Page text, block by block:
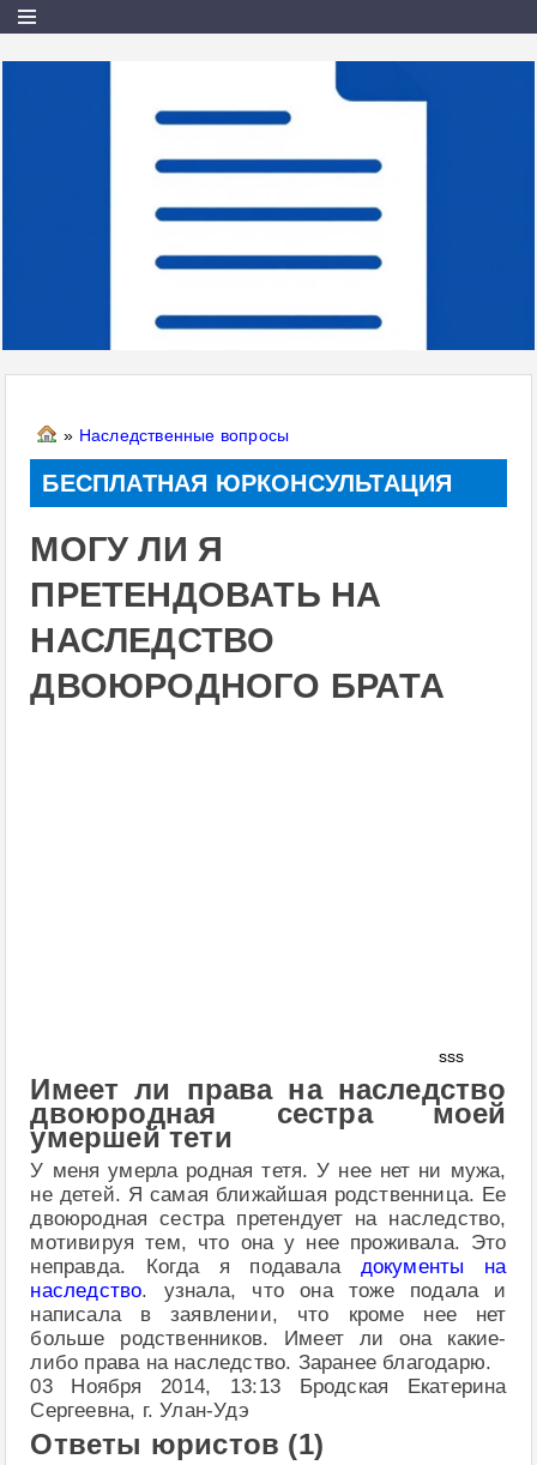
» Наследственные вопросы
БЕСПЛАТНАЯ ЮРКОНСУЛЬТАЦИЯ
МОГУ ЛИ Я
ПРЕТЕНДОВАТЬ НА
НАСЛЕДСТВО
ДВОЮРОДНОГО БРАТА
sss
Имеет ли права на наследство
двоюродная сестра моей
умершей тети
У меня умерла родная тетя. У нее нет ни мужа,
не детей. Я самая ближайшая родственница. Ее
двоюродная сестра претендует на наследство,
мотивируя тем, что она у нее проживала. Это
неправда. Когда я подавала документы на
наследство. узнала, что она тоже подала и
написала в заявлении, что кроме нее нет
больше родственников. Имеет ли она какие-
либо права на наследство. Заранее благодарю.
03 Ноября 2014, 13:13 Бродская Екатерина
Сергеевна, г. Улан-Удэ
Ответы юристов (1)